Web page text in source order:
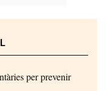
per prevenir